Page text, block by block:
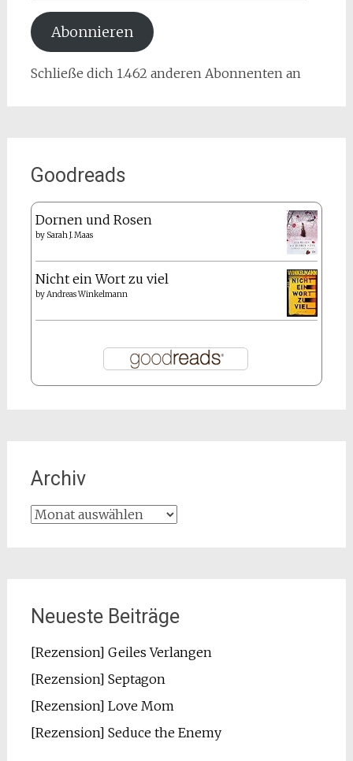
Adresse
Abonnieren
Schließe dich 1.462 anderen Abonnenten an
Goodreads
Dornen und Rosen
by Sarah J. Maas
Nicht ein Wort zu viel
byAndreas Winkelmann
Archiv
Archiv
Neueste Beiträge
[Rezension] Geiles Verlangen
[Rezension] Septagon
[Rezension] Love Mom
[Rezension] Seduce the Enemy